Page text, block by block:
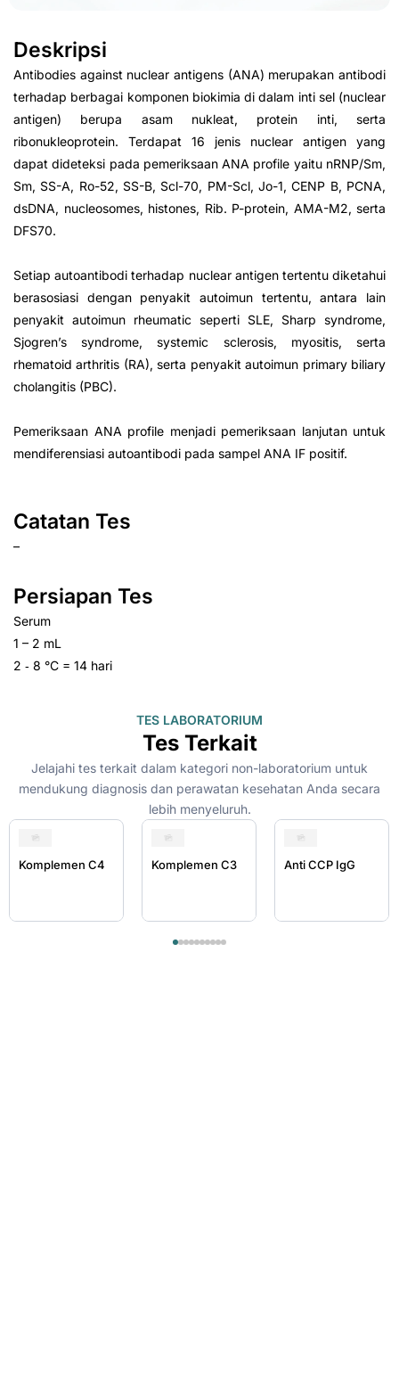
Deskripsi
Antibodies against nuclear antigens (ANA) merupakan antibodi
terhadap berbagai komponen biokimia di dalam inti sel (nuclear
antigen) berupa asam nukleat, protein inti, serta
ribonukleoprotein. Terdapat 16 jenis nuclear antigen yang
dapat dideteksi pada pemeriksaan ANA profile yaitu nRNP/Sm,
Sm, SS-A, Ro-52, SS-B, Scl-70, PM-Scl, Jo-1, CENP B, PCNA,
dsDNA, nucleosomes, histones, Rib. P-protein, AMA-M2, serta
DFS70.
Setiap autoantibodi terhadap nuclear antigen tertentu diketahui
berasosiasi dengan penyakit autoimun tertentu, antara lain
penyakit autoimun rheumatic seperti SLE, Sharp syndrome,
Sjogren’s syndrome, systemic sclerosis, myositis, serta
rhematoid arthritis (RA), serta penyakit autoimun primary biliary
cholangitis (PBC).
Pemeriksaan ANA profile menjadi pemeriksaan lanjutan untuk
mendiferensiasi autoantibodi pada sampel ANA IF positif.
Catatan Tes
–
Persiapan Tes
Serum
1 – 2 mL
2 ‑ 8 °C = 14 hari
TES LABORATORIUM
Tes Terkait
Jelajahi tes terkait dalam kategori non-laboratorium untuk
mendukung diagnosis dan perawatan kesehatan Anda secara
lebih menyeluruh.
Komplemen C4 Komplemen C3 Anti CCP IgG